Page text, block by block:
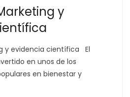
y
y evidencia científica El
en unos de los
en bienestar y